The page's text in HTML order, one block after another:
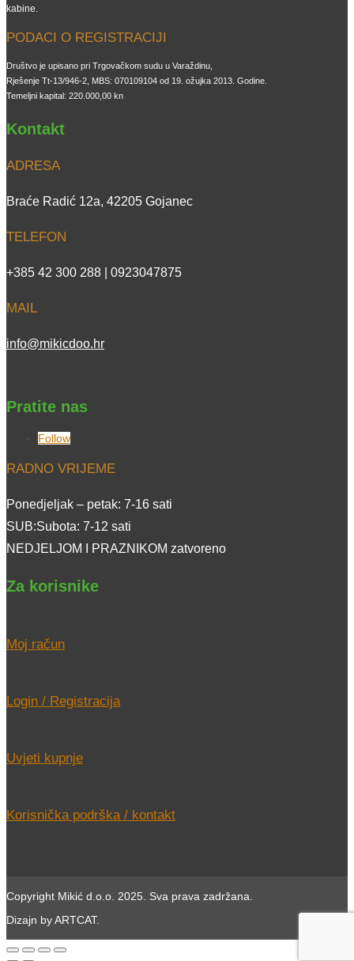
kabine.
PODACI O REGISTRACIJI
Društvo je upisano pri Trgovačkom sudu u Varaždinu,
Rješenje Tt-13/946-2, MBS: 070109104 od 19. ožujka 2013. Godine.
Temeljni kapital: 220.000,00 kn
Kontakt
ADRESA
Braće Radić 12a, 42205 Gojanec
TELEFON
+385 42 300 288 | 0923047875
MAIL
info@mikicdoo.hr
Pratite nas
Follow
RADNO VRIJEME
Ponedjeljak – petak: 7-16 sati
SUB:Subota: 7-12 sati
NEDJELJOM I PRAZNIKOM zatvoreno
Za korisnike
Moj račun
Login / Registracija
Uvjeti kupnje
Korisnička podrška / kontakt
Copyright Mikić d.o.o. 2025. Sva prava zadržana.
Dizajn by ARTCAT.